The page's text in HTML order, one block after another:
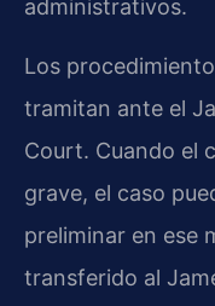
administrativos.
Los
tramitan ante el
Court. Cuando el
grave, el caso
preliminar en ese
transferido al